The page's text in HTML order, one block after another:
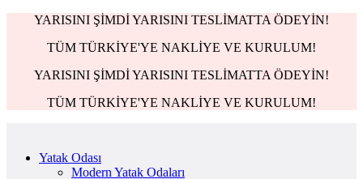
YARISINI ŞİMDİ YARISINI TESLİMATTA ÖDEYİN!
TÜM TÜRKİYE'YE NAKLİYE VE KURULUM!
YARISINI ŞİMDİ YARISINI TESLİMATTA ÖDEYİN!
TÜM TÜRKİYE'YE NAKLİYE VE KURULUM!
Yatak Odası
Modern Yatak Odaları